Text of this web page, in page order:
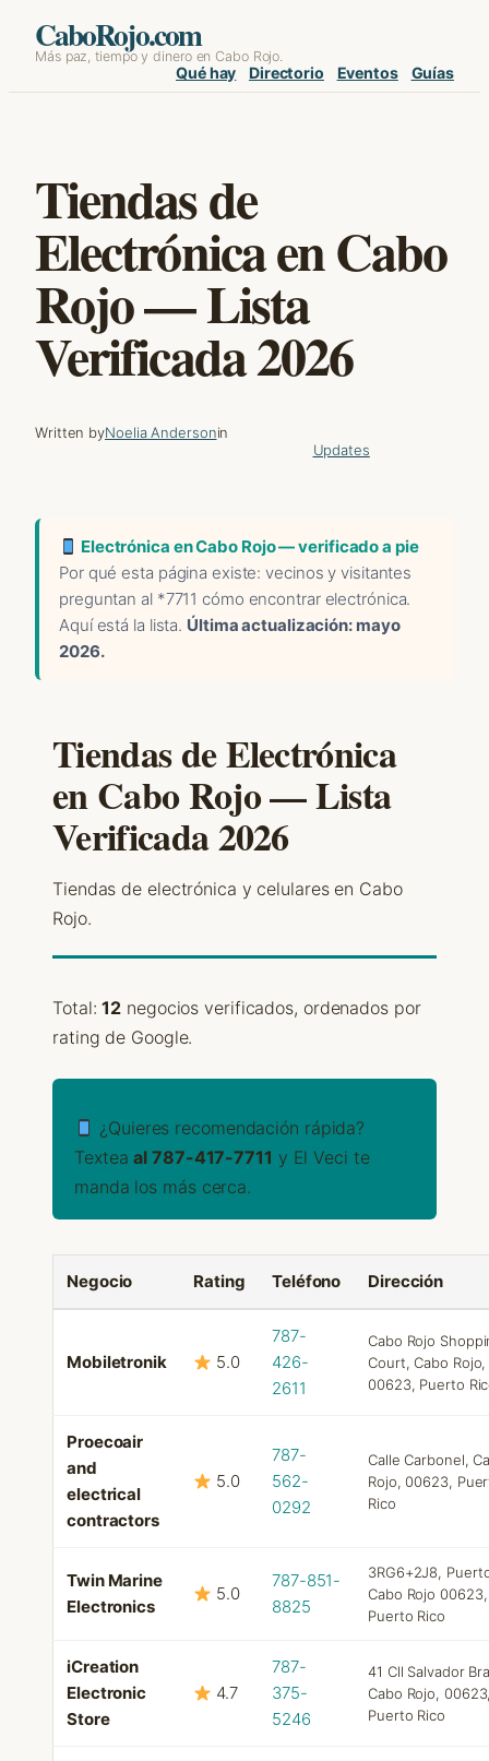
Skip
CaboRojo.com
Más paz, tiempo y dinero en Cabo Rojo.
Qué hay Directorio Eventos Guías
Tiendas de
Electrónica en Cabo
Rojo — Lista
Verificada 2026
Written byNoelia Andersonin
Updates
Electrónica en Cabo Rojo — verificado a pie
Por qué esta página existe: vecinos y visitantes
preguntan al *7711 cómo encontrar electrónica.
Aquí está la lista. Última actualización: mayo
2026.
Tiendas de Electrónica
en Cabo Rojo — Lista
Verificada 2026
Tiendas de electrónica y celulares en Cabo
Rojo.
Total:12 negocios verificados, ordenados por
rating de Google.
¿Quieres recomendación rápida?
Texteaal 787-417-7711 y El Veci te
manda los más cerca.
Negocio Rating Teléfono Dirección
Mobiletronik 5.0
787-
426-
2611
Cabo Rojo
Court, Cabo Rojo,
00623, Puerto
Proecoair
and
electrical
contractors
5.0
787-
562-
0292
Calle Carbonel,
Rojo, 00623,
Rico
Twin Marine
Electronics
5.0
787-851-
8825
3RG6+2J8,
Cabo Rojo 00623,
Puerto Rico
iCreation
Electronic
Store
4.7
787-
375-
5246
41 Cll Salvador
Cabo Rojo,
Puerto Rico